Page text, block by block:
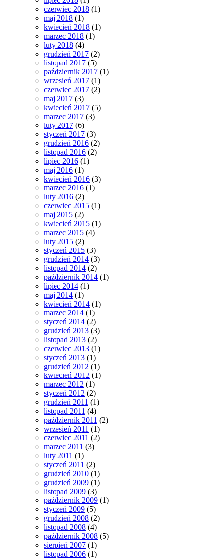
czerwiec 2018 (1)
maj 2018 (1)
kwiecień 2018 (1)
marzec 2018 (1)
luty 2018 (4)
grudzień 2017 (2)
listopad 2017 (5)
październik 2017 (1)
wrzesień 2017 (1)
czerwiec 2017 (2)
maj 2017 (3)
kwiecień 2017 (5)
marzec 2017 (3)
luty 2017 (6)
styczeń 2017 (3)
grudzień 2016 (2)
listopad 2016 (2)
lipiec 2016 (1)
maj 2016 (1)
kwiecień 2016 (3)
marzec 2016 (1)
luty 2016 (2)
czerwiec 2015 (1)
maj 2015 (2)
kwiecień 2015 (1)
marzec 2015 (4)
luty 2015 (2)
styczeń 2015 (3)
grudzień 2014 (3)
listopad 2014 (2)
październik 2014 (1)
lipiec 2014 (1)
maj 2014 (1)
kwiecień 2014 (1)
marzec 2014 (1)
styczeń 2014 (2)
grudzień 2013 (3)
listopad 2013 (2)
czerwiec 2013 (1)
styczeń 2013 (1)
grudzień 2012 (1)
kwiecień 2012 (1)
marzec 2012 (1)
styczeń 2012 (2)
grudzień 2011 (1)
listopad 2011 (4)
październik 2011 (2)
wrzesień 2011 (1)
czerwiec 2011 (2)
marzec 2011 (3)
luty 2011 (1)
styczeń 2011 (2)
grudzień 2010 (1)
grudzień 2009 (1)
listopad 2009 (3)
październik 2009 (1)
styczeń 2009 (5)
grudzień 2008 (2)
listopad 2008 (4)
październik 2008 (5)
sierpień 2007 (1)
listopad 2006 (1)